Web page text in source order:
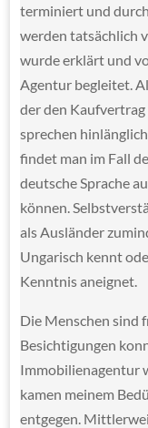
terminiert und
werden tatsächlich
wurde erklärt und
Agentur begleitet.
der den
sprechen
findet man im Fall
deutsche Sprache
können.
als Ausländer
Ungarisch kennt
Kenntnis aneignet.
Die Menschen sind
Besichtigungen
Immobilienagentur
kamen meinem
entgegen.